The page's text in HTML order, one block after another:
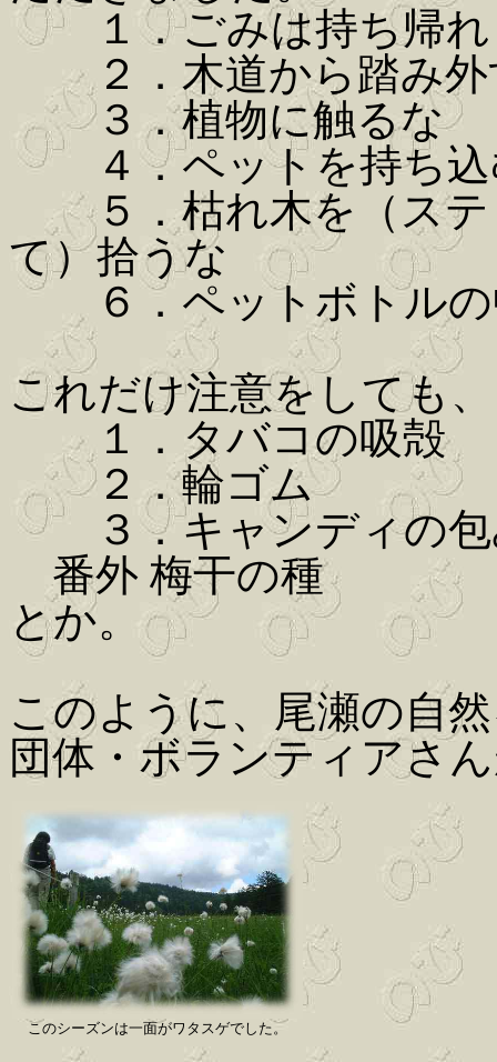
１．ごみは持ち帰れ
２．木道から踏み外
３．植物に触るな
４．ペットを持ち込
５．枯れ木を（ステ
て）拾うな
６．ペットボトルの
これだけ注意をしても
１．タバコの吸殻
２．輪ゴム
３．キャンディの包
番外 梅干の種
とか。
このように、尾瀬の自
団体・ボランティアさ
このシーズンは一面がワタスゲでした。